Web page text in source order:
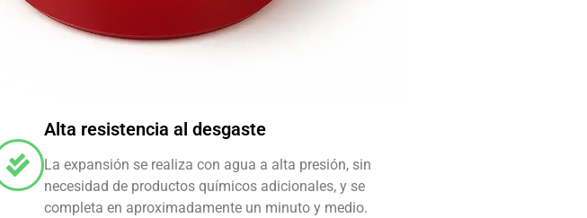
Alta resistencia al desgaste
La expansión se realiza con agua a alta presión, sin
necesidad de productos químicos adicionales, y se
completa en aproximadamente un minuto y medio.